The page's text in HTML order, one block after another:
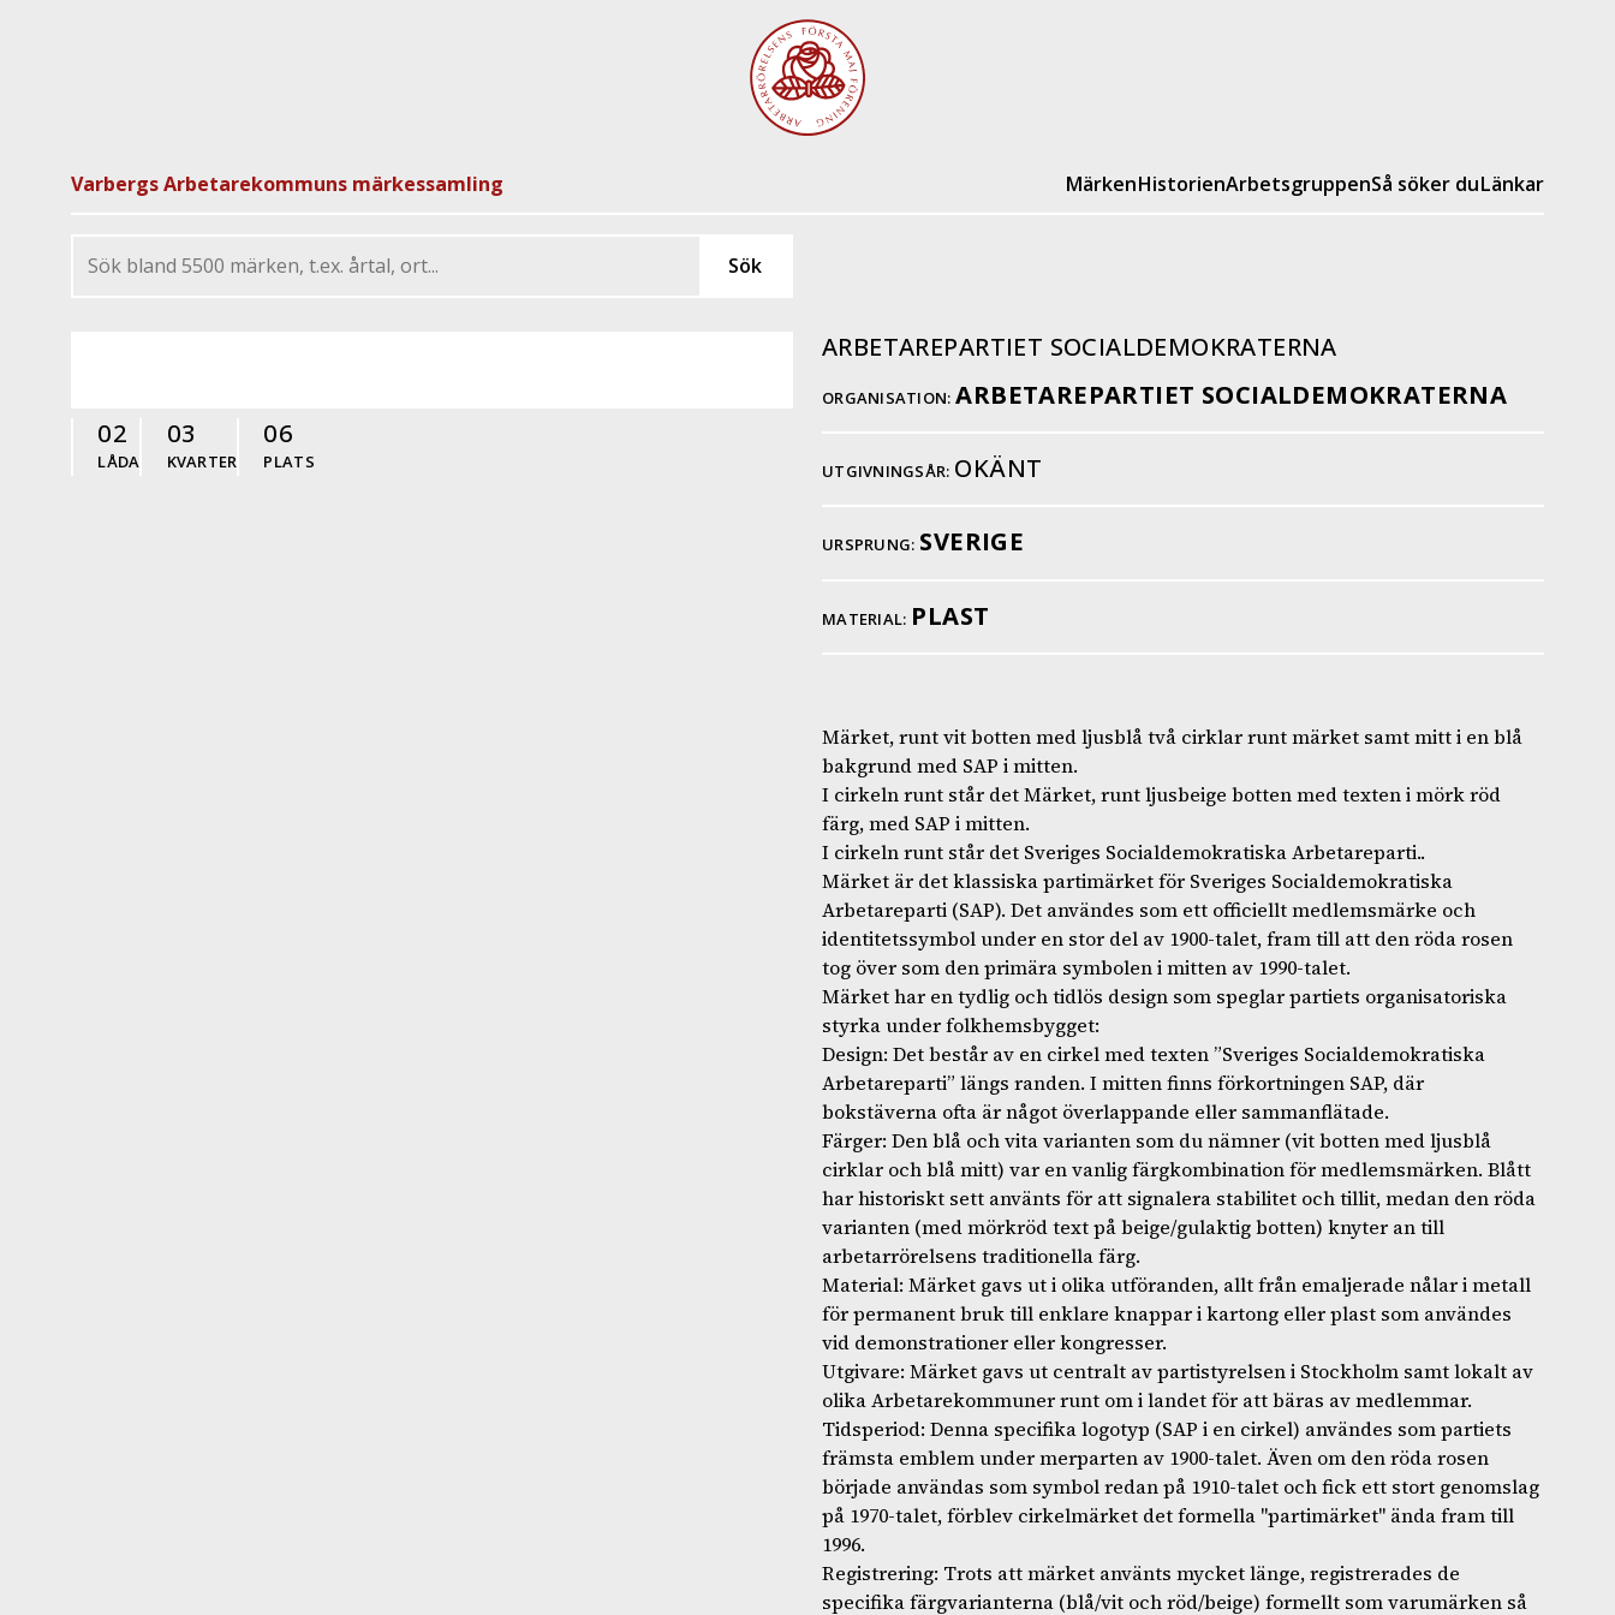
Varbergs Arbetarekommuns märkessamling MärkenHistorienArbetsgruppenSå söker duLänkar
02
LÅDA
03
KVARTER
06
PLATS
ARBETAREPARTIET SOCIALDEMOKRATERNA
ORGANISATION: ARBETAREPARTIET SOCIALDEMOKRATERNA
UTGIVNINGSÅR: OKÄNT
URSPRUNG: SVERIGE
MATERIAL: PLAST
Märket, runt vit botten med ljusblå två cirklar runt märket samt mitt i en blå
bakgrund med SAP i mitten.
I cirkeln runt står det Märket, runt ljusbeige botten med texten i mörk röd
färg, med SAP i mitten.
I cirkeln runt står det Sveriges Socialdemokratiska Arbetareparti..
Märket är det klassiska partimärket för Sveriges Socialdemokratiska
Arbetareparti (SAP). Det användes som ett officiellt medlemsmärke och
identitetssymbol under en stor del av 1900-talet, fram till att den röda rosen
tog över som den primära symbolen i mitten av 1990-talet.
Märket har en tydlig och tidlös design som speglar partiets organisatoriska
styrka under folkhemsbygget:
Design: Det består av en cirkel med texten ”Sveriges Socialdemokratiska
Arbetareparti” längs randen. I mitten finns förkortningen SAP, där
bokstäverna ofta är något överlappande eller sammanflätade.
Färger: Den blå och vita varianten som du nämner (vit botten med ljusblå
cirklar och blå mitt) var en vanlig färgkombination för medlemsmärken. Blått
har historiskt sett använts för att signalera stabilitet och tillit, medan den röda
varianten (med mörkröd text på beige/gulaktig botten) knyter an till
arbetarrörelsens traditionella färg.
Material: Märket gavs ut i olika utföranden, allt från emaljerade nålar i metall
för permanent bruk till enklare knappar i kartong eller plast som användes
vid demonstrationer eller kongresser.
Utgivare: Märket gavs ut centralt av partistyrelsen i Stockholm samt lokalt av
olika Arbetarekommuner runt om i landet för att bäras av medlemmar.
Tidsperiod: Denna specifika logotyp (SAP i en cirkel) användes som partiets
främsta emblem under merparten av 1900-talet. Även om den röda rosen
började användas som symbol redan på 1910-talet och fick ett stort genomslag
på 1970-talet, förblev cirkelmärket det formella "partimärket" ända fram till
1996.
Registrering: Trots att märket använts mycket länge, registrerades de
specifika färgvarianterna (blå/vit och röd/beige) formellt som varumärken så